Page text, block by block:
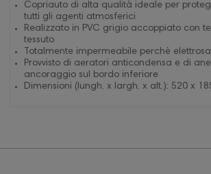
Copriauto di alta qualità ideale per
tutti gli agenti atmosferici
Realizzato in PVC grigio accoppiato con
tessuto
Totalmente impermeabile perchè
Provvisto di aeratori anticondensa e di
ancoraggio sul bordo inferiore
Dimensioni (lungh. x largh. x alt.): 520 x